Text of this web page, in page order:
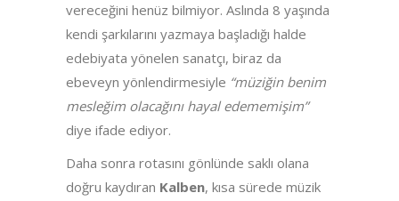
vereceğini henüz bilmiyor. Aslında 8 yaşında
kendi şarkılarını yazmaya başladığı halde
edebiyata yönelen sanatçı, biraz da
ebeveyn yönlendirmesiyle “müziğin benim
mesleğim olacağını hayal edememişim”
diye ifade ediyor.
Daha sonra rotasını gönlünde saklı olana
doğru kaydıran Kalben, kısa sürede müzik